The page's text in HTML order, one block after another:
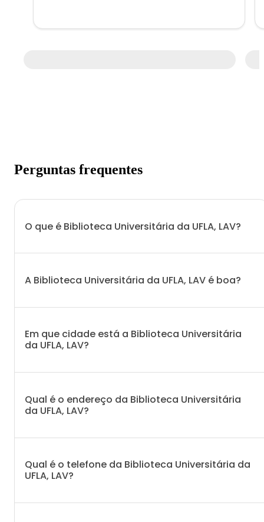
Perguntas frequentes
O que é Biblioteca Universitária da UFLA, LAV?
A Biblioteca Universitária da UFLA, LAV é boa?
Em que cidade está a Biblioteca Universitária
da UFLA, LAV?
Qual é o endereço da Biblioteca Universitária
da UFLA, LAV?
Qual é o telefone da Biblioteca Universitária da
UFLA, LAV?